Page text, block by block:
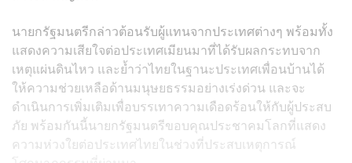
นายกรัฐมนตรีกล่าวต้อนรับผู้แทนจากประเทศต่างๆ พร้อมทั้ง
แสดงความเสียใจต่อประเทศเมียนมาที่ได้รับผลกระทบจาก
เหตุแผ่นดินไหว และย้ำว่าไทยในฐานะประเทศเพื่อนบ้านได้
ให้ความช่วยเหลือด้านมนุษยธรรมอย่างเร่งด่วน และจะ
ดำเนินการเพิ่มเติมเพื่อบรรเทาความเดือดร้อนให้กับผู้ประสบ
ภัย พร้อมกันนี้นายกรัฐมนตรีขอบคุณประชาคมโลกที่แสดง
ความห่วงใยต่อประเทศไทยในช่วงที่ประสบเหตุการณ์